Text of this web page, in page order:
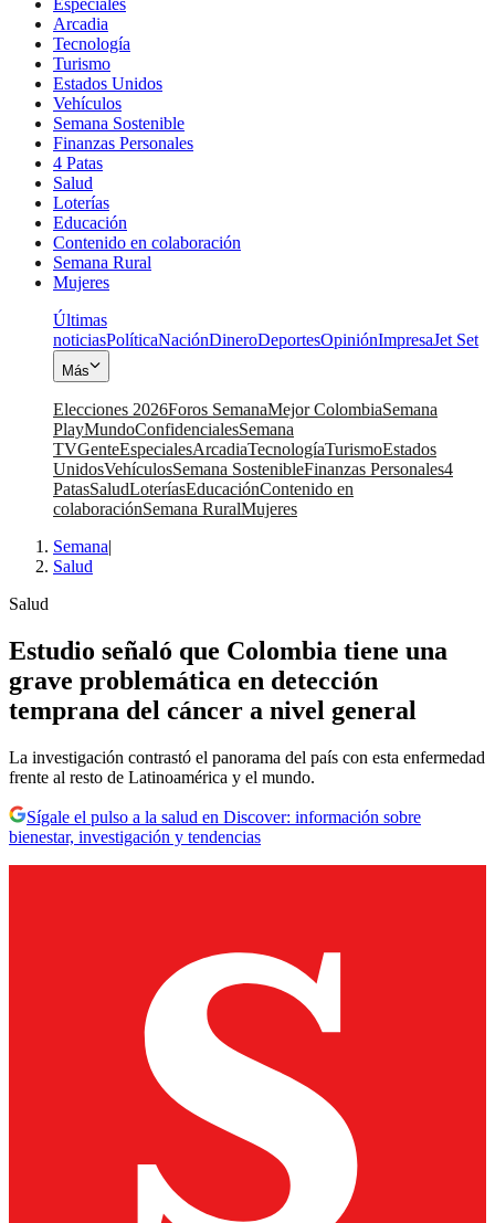
Arcadia
Tecnología
Turismo
Estados Unidos
Vehículos
Semana Sostenible
Finanzas Personales
4 Patas
Salud
Loterías
Educación
Contenido en colaboración
Semana Rural
Mujeres
Últimas
noticiasPolíticaNaciónDineroDeportesOpiniónImpresaJet Set
Más
Elecciones 2026Foros SemanaMejor ColombiaSemana
PlayMundoConfidencialesSemana
TVGenteEspecialesArcadiaTecnologíaTurismoEstados
UnidosVehículosSemana SostenibleFinanzas Personales4
PatasSaludLoteríasEducaciónContenido en
colaboraciónSemana RuralMujeres
Semana|
Salud
Salud
Estudio señaló que Colombia tiene una
grave problemática en detección
temprana del cáncer a nivel general
La investigación contrastó el panorama del país con esta enfermedad
frente al resto de Latinoamérica y el mundo.
Sígale el pulso a la salud en Discover: información sobre
bienestar, investigación y tendencias